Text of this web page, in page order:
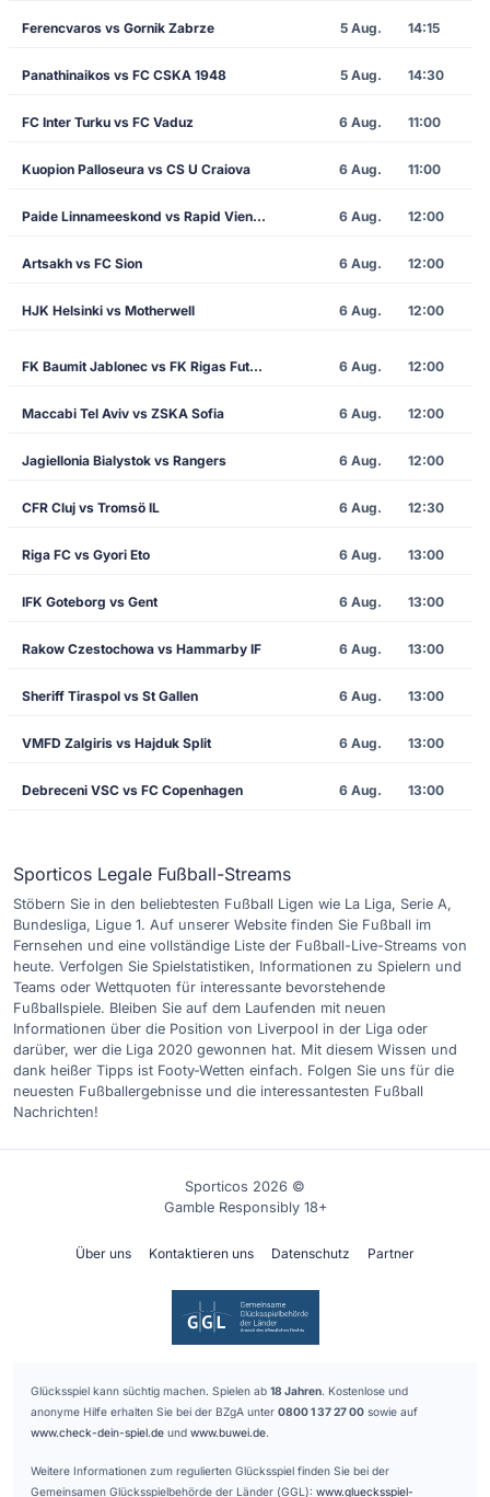
Ferencvaros vs Gornik Zabrze 5 Aug. 14:15
Panathinaikos vs FC CSKA 1948 5 Aug. 14:30
FC Inter Turku vs FC Vaduz 6 Aug. 11:00
Kuopion Palloseura vs CS U Craiova 6 Aug. 11:00
Paide Linnameeskond vs Rapid Vienna 6 Aug. 12:00
Artsakh vs FC Sion 6 Aug. 12:00
HJK Helsinki vs Motherwell 6 Aug. 12:00
FK Baumit Jablonec vs FK Rigas Futbola Skola 6 Aug. 12:00
Maccabi Tel Aviv vs ZSKA Sofia 6 Aug. 12:00
Jagiellonia Bialystok vs Rangers 6 Aug. 12:00
CFR Cluj vs Tromsö IL 6 Aug. 12:30
Riga FC vs Gyori Eto 6 Aug. 13:00
IFK Goteborg vs Gent 6 Aug. 13:00
Rakow Czestochowa vs Hammarby IF 6 Aug. 13:00
Sheriff Tiraspol vs St Gallen 6 Aug. 13:00
VMFD Zalgiris vs Hajduk Split 6 Aug. 13:00
Debreceni VSC vs FC Copenhagen 6 Aug. 13:00
Sporticos Legale Fußball-Streams
Stöbern Sie in den beliebtesten Fußball Ligen wie La Liga, Serie A,
Bundesliga, Ligue 1. Auf unserer Website finden Sie Fußball im
Fernsehen und eine vollständige Liste der Fußball-Live-Streams von
heute. Verfolgen Sie Spielstatistiken, Informationen zu Spielern und
Teams oder Wettquoten für interessante bevorstehende
Fußballspiele. Bleiben Sie auf dem Laufenden mit neuen
Informationen über die Position von Liverpool in der Liga oder
darüber, wer die Liga 2020 gewonnen hat. Mit diesem Wissen und
dank heißer Tipps ist Footy-Wetten einfach. Folgen Sie uns für die
neuesten Fußballergebnisse und die interessantesten Fußball
Nachrichten!
Sporticos 2026 ©
Gamble Responsibly 18+
Über uns Kontaktieren uns Datenschutz Partner
Glücksspiel kann süchtig machen. Spielen ab 18 Jahren. Kostenlose und
anonyme Hilfe erhalten Sie bei der BZgA unter 0800 1 37 27 00 sowie auf
www.check-dein-spiel.de und www.buwei.de.
Weitere Informationen zum regulierten Glücksspiel finden Sie bei der
Gemeinsamen Glücksspielbehörde der Länder (GGL): www.gluecksspiel-